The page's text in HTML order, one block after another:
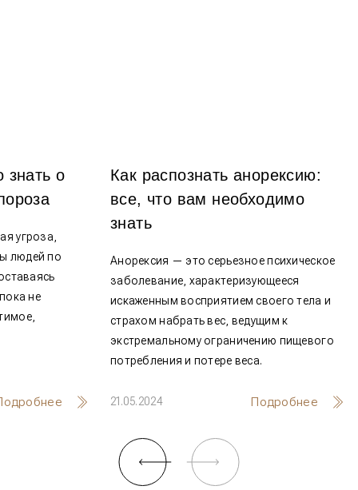
нужно знать о
остеопороза
скрытная угроза,
миллионы людей по
часто оставаясь
тех пор, пока не
необратимое,
Подробнее
Как распознать
все, что вам
Анорексия — это серьезное
заболевание, характеризующееся
искаженным восприятием своего
страхом набрать вес, ведущим к
экстремальному ограничению
потребления и потере веса.